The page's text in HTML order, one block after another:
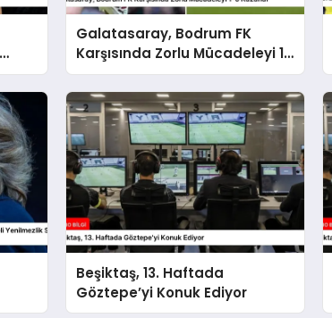
Galatasaray, Bodrum FK
Karşısında Zorlu Mücadeleyi 1-
0 Kazandı
Beşiktaş, 13. Haftada
Göztepe’yi Konuk Ediyor